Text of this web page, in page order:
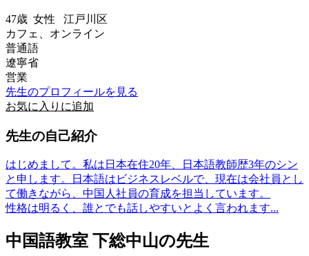
47歳 女性 江戸川区
カフェ、オンライン
普通語
遼寧省
営業
先生のプロフィールを見る
お気に入りに追加
先生の自己紹介
はじめまして。私は日本在住20年、日本語教師歴3年のシン
と申します。日本語はビジネスレベルで、現在は会社員とし
て働きながら、中国人社員の育成を担当しています。
性格は明るく、誰とでも話しやすいとよく言われます...
中国語教室 下総中山の先生